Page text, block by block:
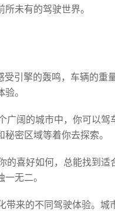
未有的驾驶世界。
受引擎的轰鸣，车辆的重
。
广阔的城市中，你可以
密区域等着你去探索。
的喜好如何，总能找到
无二。
带来的不同驾驶体验。